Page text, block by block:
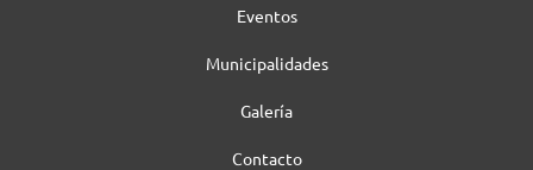
Eventos
Municipalidades
Galería
Contacto